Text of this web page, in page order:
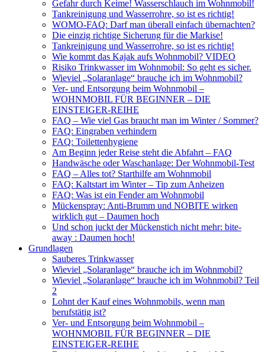
Gefahr durch Keime! Wasserschlauch im Wohnmobil!
Tankreinigung und Wasserrohre, so ist es richtig!
WOMO-FAQ: Darf man überall einfach übernachten?
Die einzig richtige Sicherung für die Markise!
Tankreinigung und Wasserrohre, so ist es richtig!
Wie kommt das Kajak aufs Wohnmobil? VIDEO
Risiko Trinkwasser im Wohnmobil: So geht es sicher.
Wieviel „Solaranlage“ brauche ich im Wohnmobil?
Ver- und Entsorgung beim Wohnmobil –
WOHNMOBIL FÜR BEGINNER – DIE
EINSTEIGER-REIHE
FAQ – Wie viel Gas braucht man im Winter / Sommer?
FAQ: Eingraben verhindern
FAQ: Toilettenhygiene
Am Beginn jeder Reise steht die Abfahrt – FAQ
Handwäsche oder Waschanlage: Der Wohnmobil-Test
FAQ – Alles tot? Starthilfe am Wohnmobil
FAQ: Kaltstart im Winter – Tip zum Anheizen
FAQ: Was ist ein Fender am Wohnmobil
Mückenspray: Anti-Brumm und NOBITE wirken
wirklich gut – Daumen hoch
Und schon juckt der Mückenstich nicht mehr: bite-
away : Daumen hoch!
Grundlagen
Sauberes Trinkwasser
Wieviel „Solaranlage“ brauche ich im Wohnmobil?
Wieviel „Solaranlage“ brauche ich im Wohnmobil? Teil
2
Lohnt der Kauf eines Wohnmobils, wenn man
berufstätig ist?
Ver- und Entsorgung beim Wohnmobil –
WOHNMOBIL FÜR BEGINNER – DIE
EINSTEIGER-REIHE